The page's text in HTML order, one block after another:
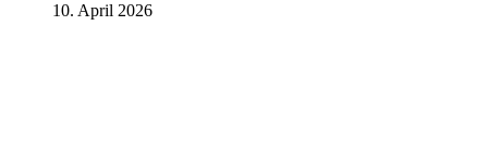
10. April 2026